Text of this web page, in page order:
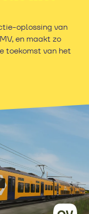
software van
en controle in
verbalen
oplossing van
en maakt zo
toekomst van het